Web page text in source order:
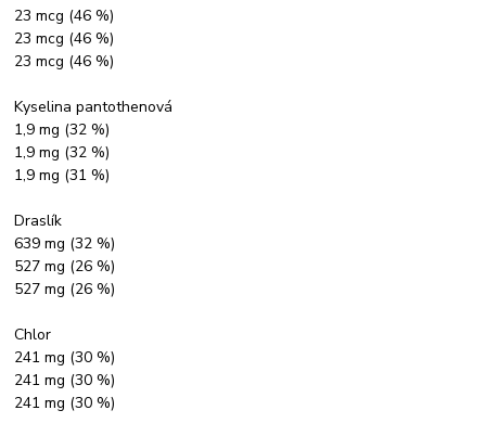
23 mcg (46 %)
23 mcg (46 %)
23 mcg (46 %)
Kyselina pantothenová
1,9 mg (32 %)
1,9 mg (32 %)
1,9 mg (31 %)
Draslík
639 mg (32 %)
527 mg (26 %)
527 mg (26 %)
Chlor
241 mg (30 %)
241 mg (30 %)
241 mg (30 %)